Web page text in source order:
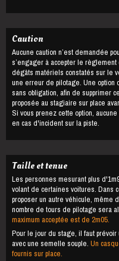
Caution
Aucune caution n’est demandée
s’engager à accepter le
dégâts matériels constatés sur le
une erreur de pilotage. Une option
sans obligation, afin de supprimer
proposée au stagiaire sur place
Si vous prenez cette option,
en cas d'incident sur la piste.
Taille et tenue
Les personnes mesurant plus
volant de certaines voitures. Dans
proposer un autre véhicule,
nombre de tours de pilotage sera
maximum acceptée est de 2m05.
Pour le jour du stage, il faut
avec une semelle souple.Un
fournis sur place.